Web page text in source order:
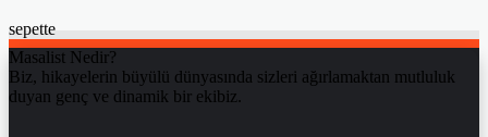
sepette
Masalist Nedir?
Biz, hikayelerin büyülü dünyasında sizleri ağırlamaktan mutluluk
duyan genç ve dinamik bir ekibiz.